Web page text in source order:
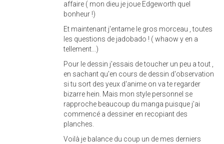
affaire ( mon dieu je joue Edgeworth quel
bonheur !)
Et maintenant j'entame le gros morceau , toutes
les questions de jadobado ! ( whaow y en a
tellement...)
Pour le dessin j'essais de toucher un peu a tout ,
en sachant qu'en cours de dessin d'observation
si tu sort des yeux d'anime on va te regarder
bizarre hein. Mais mon style personnel se
rapproche beaucoup du manga puisque j'ai
commencé a dessiner en recopiant des
planches.
Voilà je balance du coup un de mes derniers